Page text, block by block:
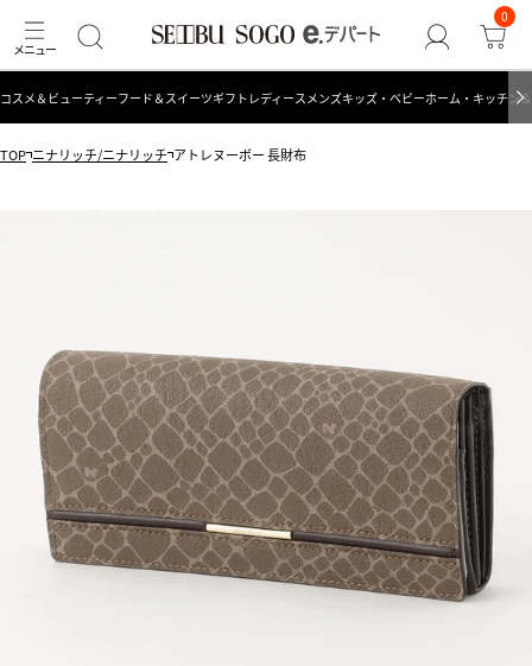
0
コスメ＆ビューティーフード＆スイーツギフト レディース メンズキッズ・ベビーホーム・キッチン
TOP ニナリッチ/ニナリッチ アトレヌーボー 長財布